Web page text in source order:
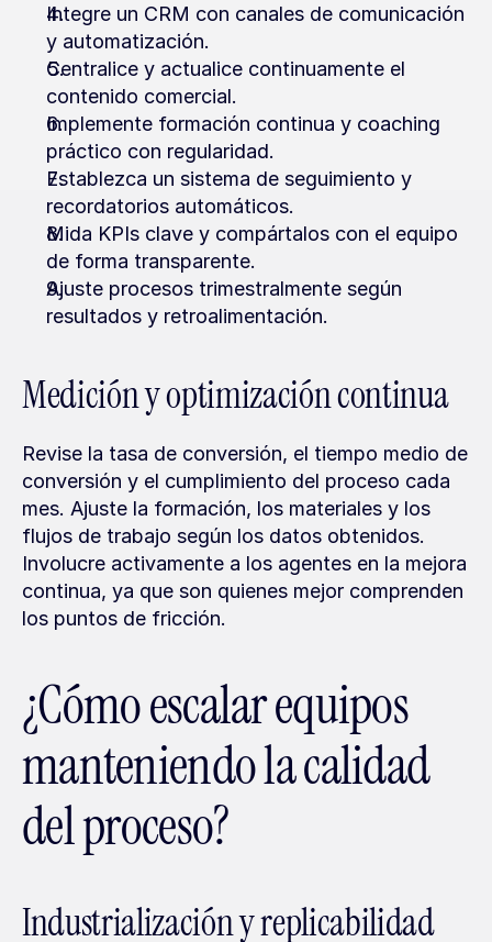
Integre un CRM con canales de comunicación
y automatización.
Centralice y actualice continuamente el
contenido comercial.
Implemente formación continua y coaching
práctico con regularidad.
Establezca un sistema de seguimiento y
recordatorios automáticos.
Mida KPIs clave y compártalos con el equipo
de forma transparente.
Ajuste procesos trimestralmente según
resultados y retroalimentación.
Medición y optimización continua
Revise la tasa de conversión, el tiempo medio de
conversión y el cumplimiento del proceso cada
mes. Ajuste la formación, los materiales y los
flujos de trabajo según los datos obtenidos.
Involucre activamente a los agentes en la mejora
continua, ya que son quienes mejor comprenden
los puntos de fricción.
¿Cómo escalar equipos
manteniendo la calidad
del proceso?
Industrialización y replicabilidad